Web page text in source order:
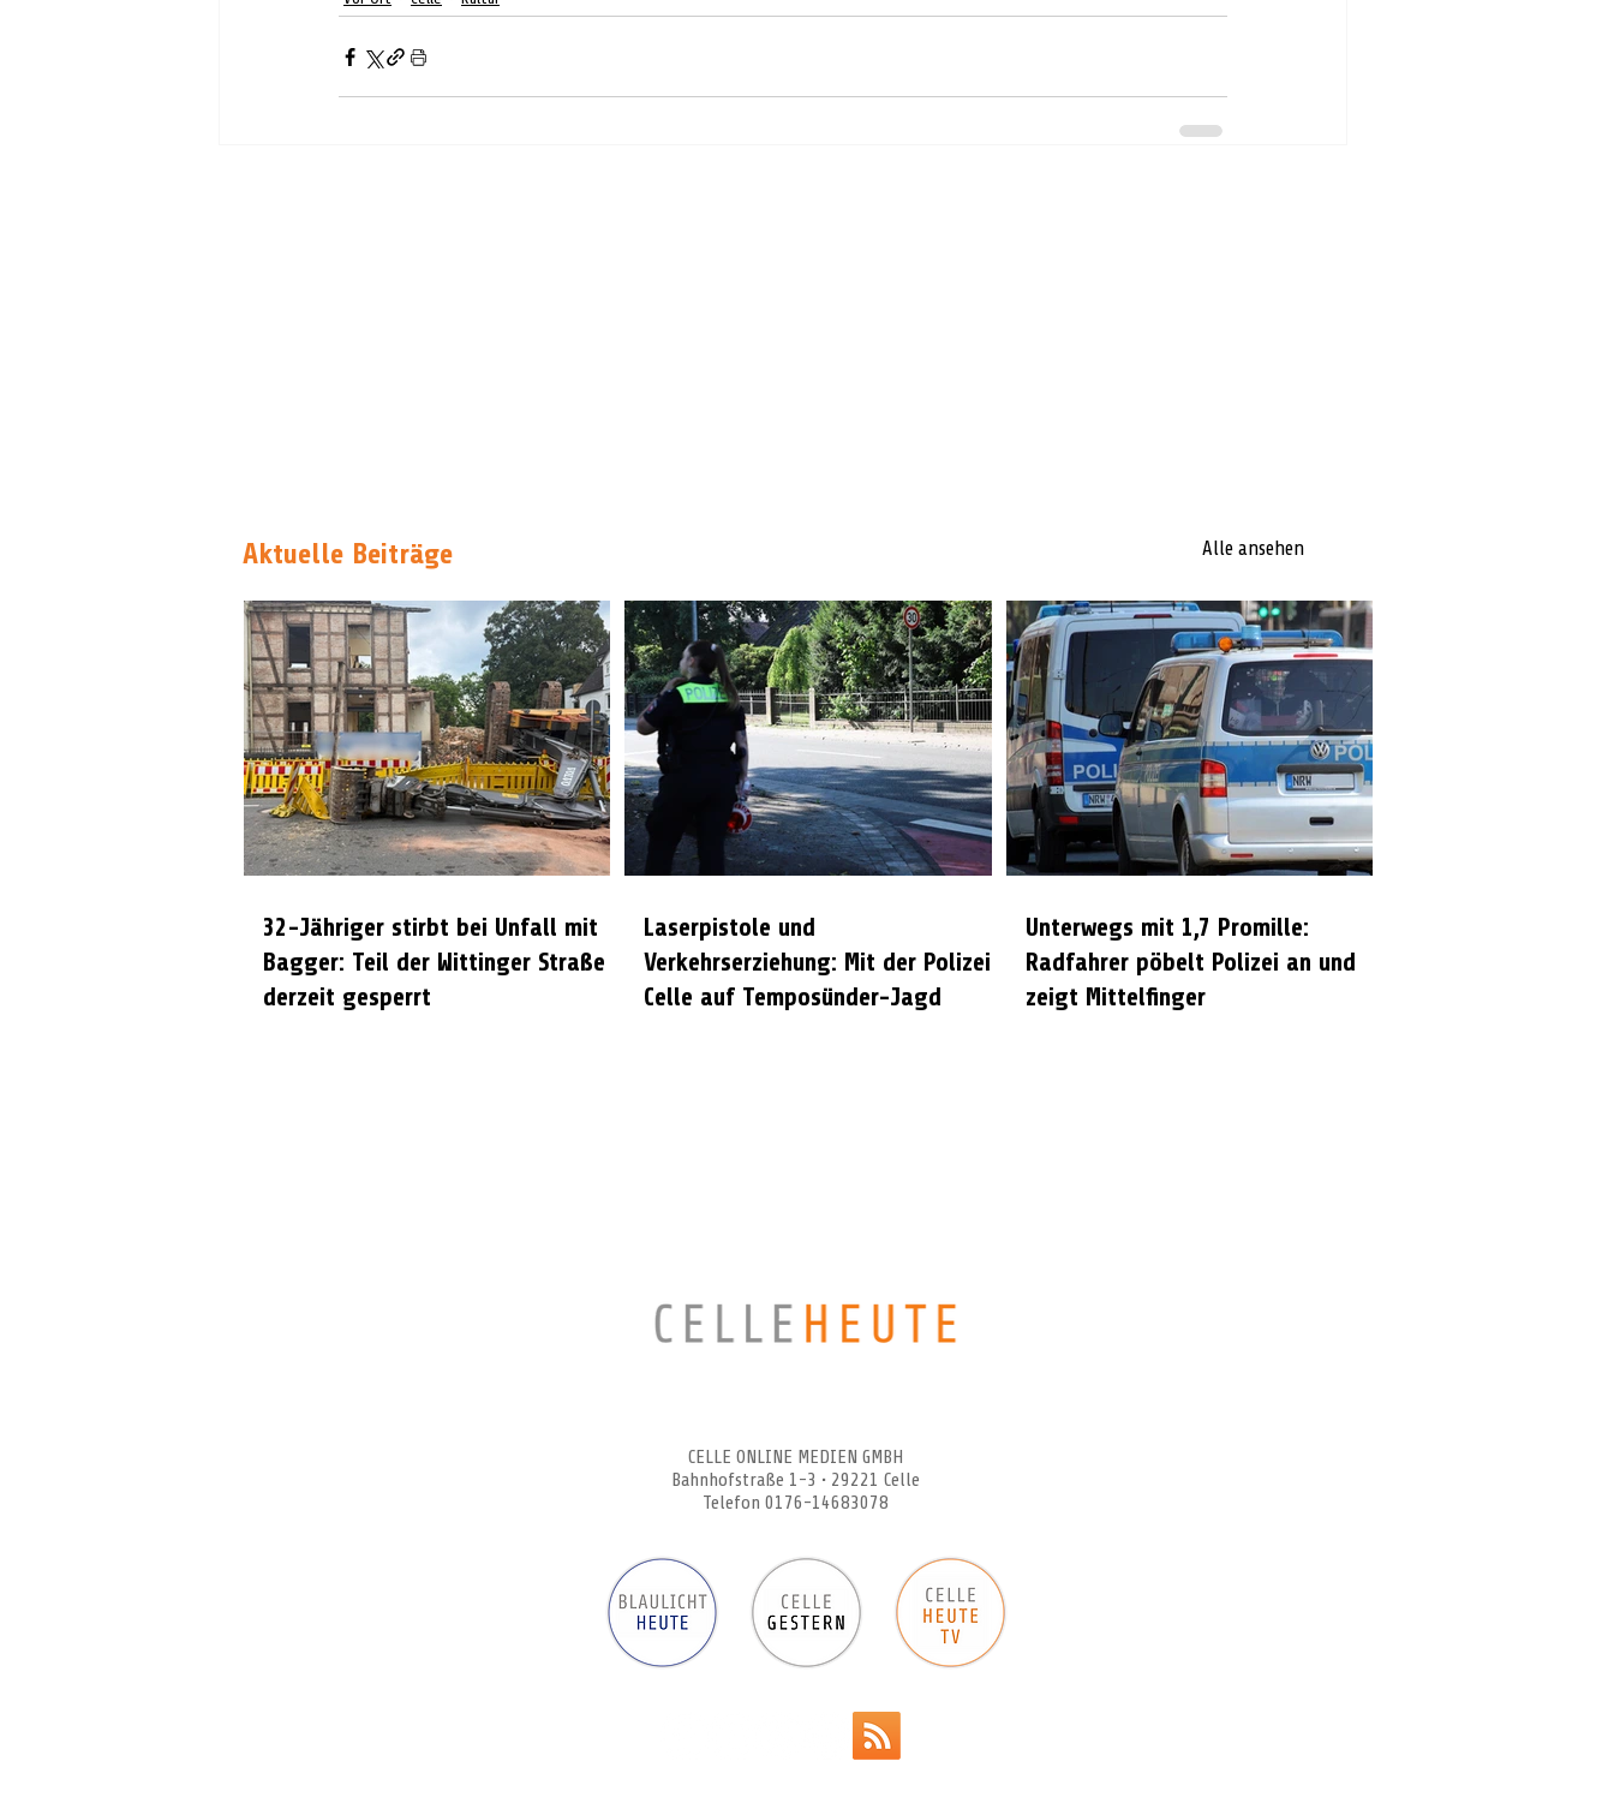
Aktuelle Beiträge Alle ansehen
32-Jähriger stirbt bei Unfall mit
Bagger: Teil der Wittinger Straße
derzeit gesperrt
Laserpistole und
Verkehrserziehung: Mit der Polizei
Celle auf Temposünder-Jagd
Unterwegs mit 1,7 Promille:
Radfahrer pöbelt Polizei an und
zeigt Mittelfinger
CELLE ONLINE MEDIEN GMBH
Bahnhofstraße 1-3 • 29221 Celle
Telefon 0176-14683078